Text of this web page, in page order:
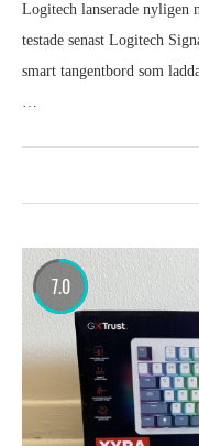
Logitech lanserade nyligen
testade senast Logitech
smart tangentbord som
…
7.0